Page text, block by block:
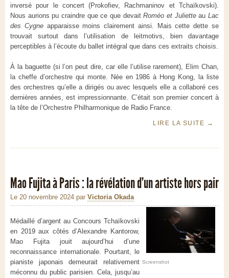
inversé pour le concert (Prokofiev, Rachmaninov et Tchaïkovski).
Nous aurions pu craindre que ce que devaitRoméo et JulietteauLac
des Cygneapparaisse moins clairement ainsi. Mais cette dette se
trouvait surtout dans l’utilisation de leitmotivs, bien davantage
perceptibles à l’écoute du ballet intégral que dans ces extraits choisis.
À la baguette (si l’on peut dire, car elle l’utilise rarement), Elim Chan,
la cheffe d’orchestre qui monte. Née en 1986 à Hong Kong, la liste
des orchestres qu’elle a dirigés ou avec lesquels elle a collaboré ces
dernières années, est impressionnante. C’était son premier concert à
la tête de l’Orchestre Philharmonique de Radio France.
LIRE LA SUITE →
Mao Fujita à Paris : la révélation d’un artiste hors pair
Le 20 novembre 2024 par Victoria Okada
Screenshot
Médaillé d’argent au Concours Tchaïkovski
en 2019 aux côtés d’Alexandre Kantorow,
Mao Fujita jouit aujourd’hui d’une
reconnaissance internationale. Pourtant, le
pianiste japonais demeurait relativement
méconnu du public parisien. Cela, jusqu’au